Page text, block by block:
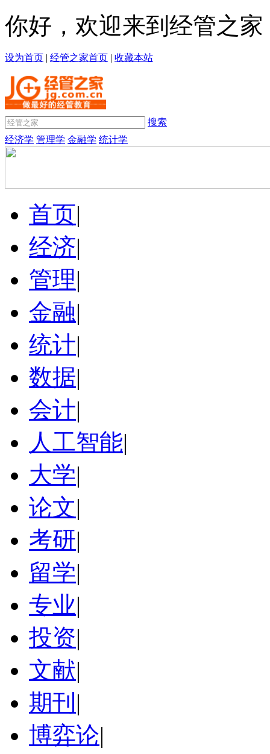
你好，欢迎来到经管之家
设为首页 | 经管之家首页 | 收藏本站
搜索
经济学 管理学 金融学 统计学
首页|
经济|
管理|
金融|
统计|
数据|
会计|
人工智能|
大学|
论文|
考研|
留学|
专业|
投资|
文献|
期刊 |
博弈论|